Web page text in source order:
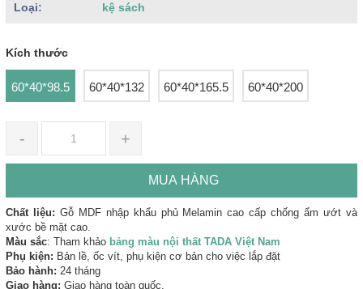
Loại:
kệ sách
Kích thước
60*40*98.5 60*40*132 60*40*165.5 60*40*200
- +
MUA HÀNG
Chất liệu: Gỗ MDF nhập khẩu phủ Melamin cao cấp chống ẩm ướt và
xước bề mặt cao.
Màu sắc: Tham khảo bảng màu nội thất TADA Việt Nam
Phụ kiện: Bản lề, ốc vít, phụ kiện cơ bản cho việc lắp đặt
Bảo hành: 24 tháng
Giao hàng: Giao hàng toàn quốc.